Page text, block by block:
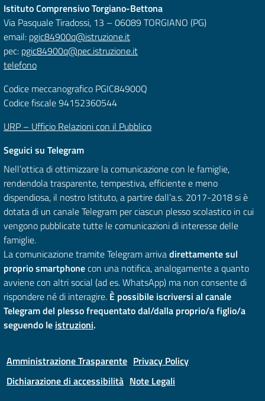
Istituto Comprensivo Torgiano-Bettona
Via Pasquale Tiradossi, 13 – 06089 TORGIANO (PG)
email: pgic84900q@istruzione.it
pec: pgic84900q@pec.istruzione.it
telefono
Codice meccanografico PGIC84900Q
Codice fiscale 94152360544
URP – Ufficio Relazioni con il Pubblico
Seguici su Telegram
Nell’ottica di ottimizzare la comunicazione con le famiglie,
rendendola trasparente, tempestiva, efficiente e meno
dispendiosa, il nostro Istituto, a partire dall’a.s. 2017-2018 si è
dotata di un canale Telegram per ciascun plesso scolastico in cui
vengono pubblicate tutte le comunicazioni di interesse delle
famiglie.
La comunicazione tramite Telegram arrivadirettamente sul
proprio smartphonecon una notifica, analogamente a quanto
avviene con altri social (ad es. WhatsApp) ma non consente di
rispondere né di interagire. È possibile iscriversi al canale
Telegram del plesso frequentato dal/dalla proprio/a figlio/a
seguendo le istruzioni.
Amministrazione Trasparente Privacy Policy
Dichiarazione di accessibilità Note Legali